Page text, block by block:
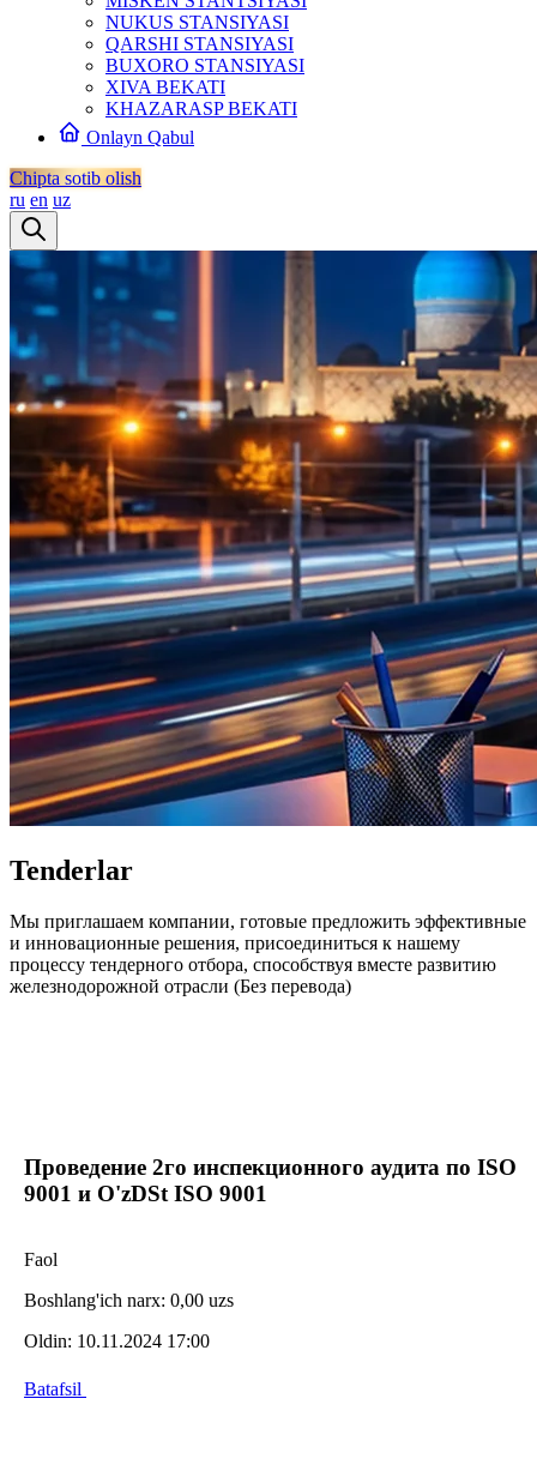
NUKUS STANSIYASI
QARSHI STANSIYASI
BUXORO STANSIYASI
XIVA BEKATI
KHAZARASP BEKATI
Onlayn Qabul
Chipta sotib olish
ru en uz
Tenderlar
Мы приглашаем компании, готовые предложить эффективные
и инновационные решения, присоединиться к нашему
процессу тендерного отбора, способствуя вместе развитию
железнодорожной отрасли (Без перевода)
Проведение 2го инспекционного аудита по ISO
9001 и O'zDSt ISO 9001
Faol
Boshlang'ich narx: 0,00 uzs
Oldin: 10.11.2024 17:00
Batafsil